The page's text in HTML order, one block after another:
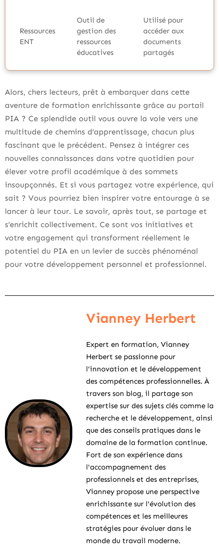
Ressources
ENT
Outil de
gestion des
ressources
éducatives
Utilisé pour
accéder aux
documents
partagés
Alors, chers lecteurs, prêt à embarquer dans cette
aventure de formation enrichissante grâce au portail
PIA ? Ce splendide outil vous ouvre la voie vers une
multitude de chemins d’apprentissage, chacun plus
fascinant que le précédent. Pensez à intégrer ces
nouvelles connaissances dans votre quotidien pour
élever votre profil académique à des sommets
insoupçonnés. Et si vous partagez votre expérience, qui
sait ? Vous pourriez bien inspirer votre entourage à se
lancer à leur tour. Le savoir, après tout, se partage et
s’enrichit collectivement. Ce sont vos initiatives et
votre engagement qui transforment réellement le
potentiel du PIA en un levier de succès phénoménal
pour votre développement personnel et professionnel.
Vianney Herbert
Expert en formation, Vianney
Herbert se passionne pour
l'innovation et le développement
des compétences professionnelles. À
travers son blog, il partage son
expertise sur des sujets clés comme la
recherche et le développement, ainsi
que des conseils pratiques dans le
domaine de la formation continue.
Fort de son expérience dans
l'accompagnement des
professionnels et des entreprises,
Vianney propose une perspective
enrichissante sur l'évolution des
compétences et les meilleures
stratégies pour évoluer dans le
monde du travail moderne.